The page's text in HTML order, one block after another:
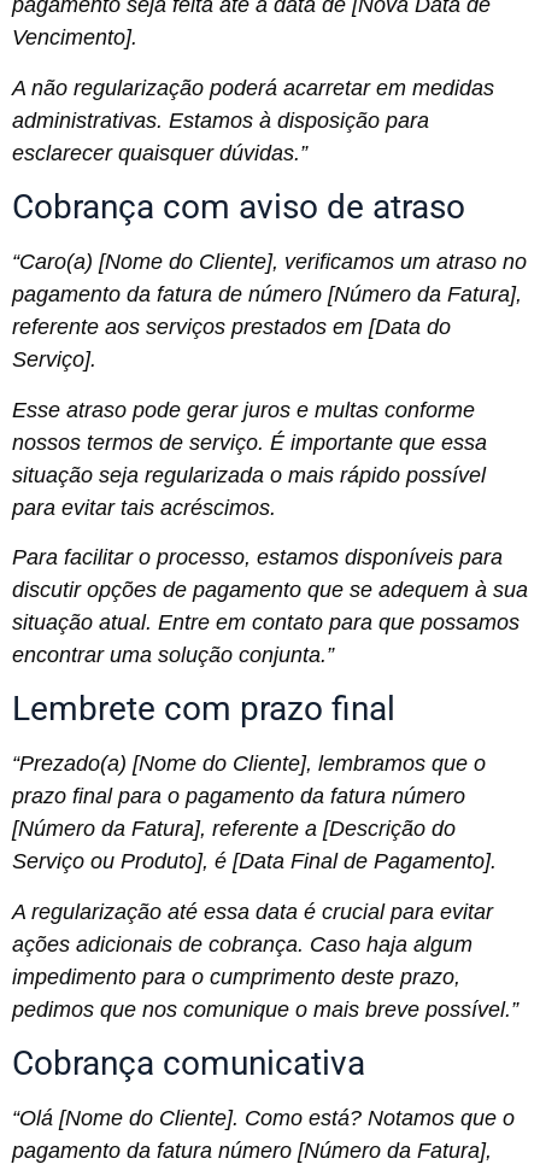
pagamento seja feita até a data de [Nova Data de
Vencimento].
A não regularização poderá acarretar em medidas
administrativas. Estamos à disposição para
esclarecer quaisquer dúvidas.”
Cobrança com aviso de atraso
“Caro(a) [Nome do Cliente], verificamos um atraso no
pagamento da fatura de número [Número da Fatura],
referente aos serviços prestados em [Data do
Serviço].
Esse atraso pode gerar juros e multas conforme
nossos termos de serviço. É importante que essa
situação seja regularizada o mais rápido possível
para evitar tais acréscimos.
Para facilitar o processo, estamos disponíveis para
discutir opções de pagamento que se adequem à sua
situação atual. Entre em contato para que possamos
encontrar uma solução conjunta.”
Lembrete com prazo final
“Prezado(a) [Nome do Cliente], lembramos que o
prazo final para o pagamento da fatura número
[Número da Fatura], referente a [Descrição do
Serviço ou Produto], é [Data Final de Pagamento].
A regularização até essa data é crucial para evitar
ações adicionais de cobrança. Caso haja algum
impedimento para o cumprimento deste prazo,
pedimos que nos comunique o mais breve possível.”
Cobrança comunicativa
“Olá [Nome do Cliente]. Como está? Notamos que o
pagamento da fatura número [Número da Fatura],